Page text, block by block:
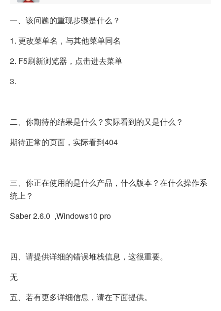
一、该问题的重现步骤是什么？
1. 更改菜单名，与其他菜单同名
2. F5刷新浏览器，点击进去菜单
3.
二、你期待的结果是什么？实际看到的又是什么？
期待正常的页面，实际看到404
三、你正在使用的是什么产品，什么版本？在什么操作系
统上？
Saber 2.6.0 ,Windows10 pro
四、请提供详细的错误堆栈信息，这很重要。
无
五、若有更多详细信息，请在下面提供。